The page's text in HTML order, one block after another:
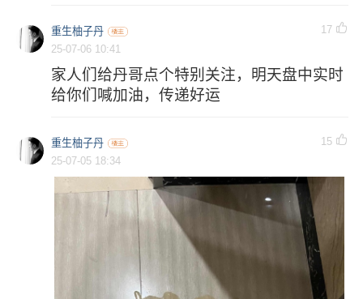
重生柚子丹
25-07-06 10:41
17
家人们给丹哥点个特别关注，明天盘中实时
给你们喊加油，传递好运
重生柚子丹
25-07-05 18:34
15